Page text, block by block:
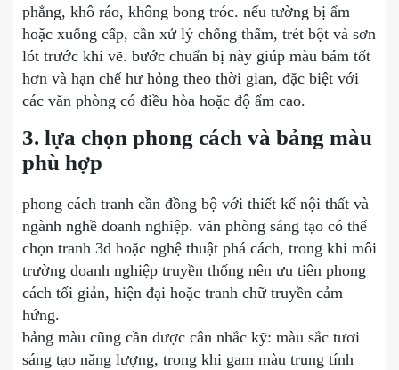
phẳng, khô ráo, không bong tróc. nếu tường bị ẩm
hoặc xuống cấp, cần xử lý chống thấm, trét bột và sơn
lót trước khi vẽ. bước chuẩn bị này giúp màu bám tốt
hơn và hạn chế hư hỏng theo thời gian, đặc biệt với
các văn phòng có điều hòa hoặc độ ẩm cao.
3. lựa chọn phong cách và bảng màu
phù hợp
phong cách tranh cần đồng bộ với thiết kế nội thất và
ngành nghề doanh nghiệp. văn phòng sáng tạo có thể
chọn tranh 3d hoặc nghệ thuật phá cách, trong khi môi
trường doanh nghiệp truyền thống nên ưu tiên phong
cách tối giản, hiện đại hoặc tranh chữ truyền cảm
hứng.
bảng màu cũng cần được cân nhắc kỹ: màu sắc tươi
sáng tạo năng lượng, trong khi gam màu trung tính